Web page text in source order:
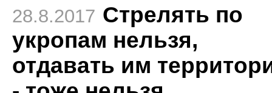
28.8.2017 Стрелять по
укропам нельзя,
отдавать им